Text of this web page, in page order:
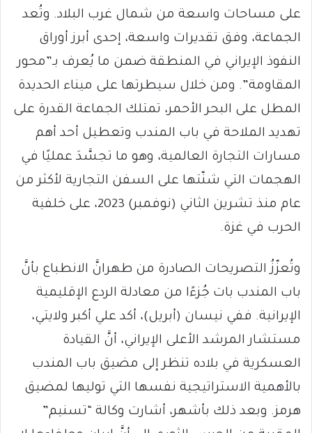
على مساحات واسعة من شمال غرب البلاد. وتُعد
الجماعة، وفق تقديرات واسعة، إحدى أبرز أوراق
النفوذ الإيراني في المنطقة ضمن ما يُعرف بـ”محور
المقاومة”. ومن خلال سيطرتها على ميناء الحديدة
المطل على البحر الأحمر، تمتلك الجماعة القدرة على
تهديد الملاحة في باب المندب وتعطيل أحد أهم
مسارات التجارة العالمية، وهو ما تجسَّدَ عمليًا في
الهجمات التي شنّتها على السفن التجارية لأكثر من
عام منذ تشرين الثاني (نوفمبر) 2023، على خلفية
الحرب في غزة.
وتُعزّزُ التصريحات الصادرة من طهرانَّ الانطباع بأنَّ
باب المندب بات جُزءًا من معادلة الردع الإقليمية
الإيرانية. ففي نيسان (أبريل)، أكد علي أكبر ولايتي،
مستشار المرشد الأعلى الإيراني، أنَّ القيادة
العسكرية في بلاده تنظر إلى مضيق باب المندب
بالأهمية الاستراتيجية نفسها التي توليها لمضيق
هرمز. وبعد ذلك بأشهر، أشارت وكالة “تسنيم”